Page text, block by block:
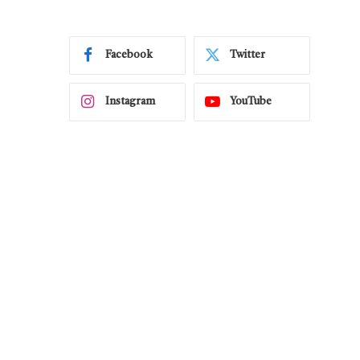
Facebook Twitter
Instagram YouTube